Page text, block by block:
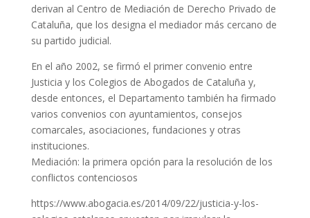
derivan al Centro de Mediación de Derecho Privado de
Cataluña, que los designa el mediador más cercano de
su partido judicial.
En el año 2002, se firmó el primer convenio entre
Justicia y los Colegios de Abogados de Cataluña y,
desde entonces, el Departamento también ha firmado
varios convenios con ayuntamientos, consejos
comarcales, asociaciones, fundaciones y otras
instituciones.
Mediación: la primera opción para la resolución de los
conflictos contenciosos
https://www.abogacia.es/2014/09/22/justicia-y-los-